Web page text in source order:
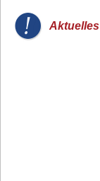
Aktuelles